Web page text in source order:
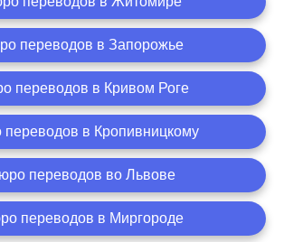
переводов в Запорожье
переводов в Кривом Роге
переводов в Кропивницкому
переводов во Львове
переводов в Миргороде